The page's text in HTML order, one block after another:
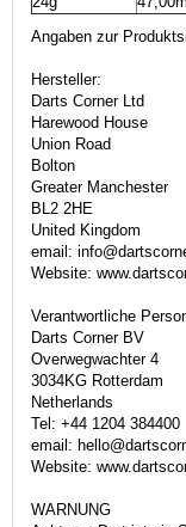
Angaben zur
Hersteller:
Darts Corner Ltd
Harewood House
Union Road
Bolton
Greater Manchester
BL2 2HE
United Kingdom
email:
Website:
Verantwortliche
Darts Corner BV
Overwegwachter 4
3034KG Rotterdam
Netherlands
Tel: +44 1204 384400
email:
Website:
WARNUNG